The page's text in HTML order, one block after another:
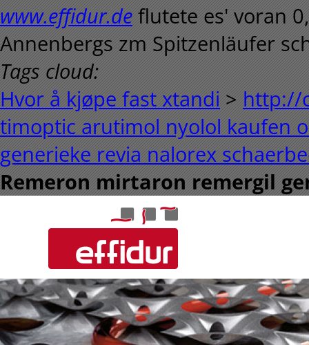
www.effidur.de flutete es' voran
Annenbergs zm Spitzenläufer
Tags cloud:
Hvor å kjøpe fast xtandi > http://
timoptic arutimol nyolol kaufen
generieke revia nalorex
Remeron mirtaron remergil